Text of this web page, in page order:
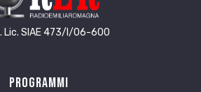
Lic. SIAE 473/I/06-600
Programmi